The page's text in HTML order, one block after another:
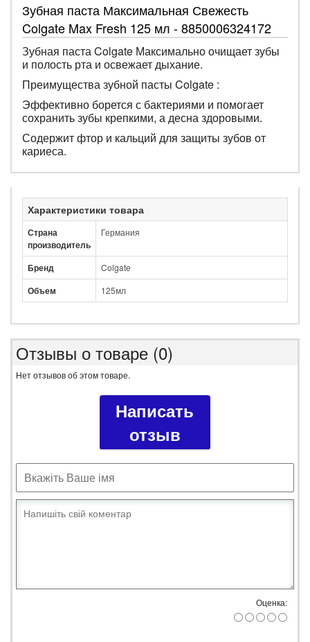
Зубная паста Максимальная Свежесть
Colgate Max Fresh 125 мл - 8850006324172
Зубная паста Colgate Максимально очищает зубы
и полость рта и освежает дыхание.
Преимуществазубной пасты Colgate :
Эффективно борется с бактериями и помогает
сохранить зубы крепкими, а десна здоровыми.
Содержит фтор и кальций для защиты зубов от
кариеса.
Характеристики товара
Страна
производитель
Германия
Бренд Colgate
Объем 125мл
Отзывы о товаре (0)
Нет отзывов об этом товаре.
Написать
отзыв
Оценка: